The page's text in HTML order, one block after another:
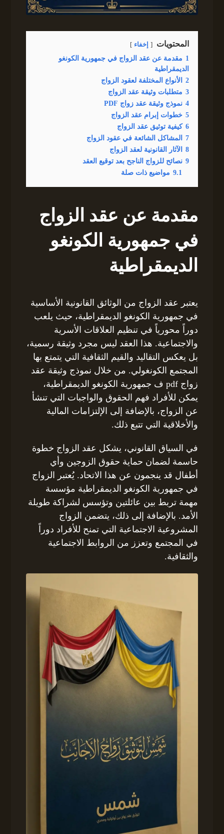
المحتويات إخفاء
1 مقدمة عن عقد الزواج في جمهورية الكونغو
الديمقراطية
2
الأنواع المختلفة لعقود الزواج
3 متطلبات وثيقة عقد الزواج
4 نموذج وثيقة عقد زواج PDF
5 خطوات إبرام عقد الزواج
6 كيفية توثيق عقد الزواج
7
المشاكل الشائعة في عقود الزواج
8
الآثار القانونية لعقد الزواج
9 نصائح للزواج الناجح بعد توقيع العقد
9.1 مواضيع ذات صلة
مقدمة عن عقد الزواج
في جمهورية الكونغو
الديمقراطية
يعتبر عقد الزواج من الوثائق القانونية الأساسية
في جمهورية الكونغو الديمقراطية، حيث يلعب
دوراً محورياً في تنظيم العلاقات الأسرية
والاجتماعية. هذا العقد ليس مجرد وثيقة رسمية،
بل يعكس التقاليد والقيم الثقافية التي يتمتع بها
المجتمع الكونغولي. من خلال نموذج وثيقة عقد
زواج pdf ف جمهورية الكونغو الديمقراطية،
يمكن للأفراد فهم الحقوق والواجبات التي تنشأ
عن الزواج، بالإضافة إلى الإلتزامات المالية
والأخلاقية التي تتبع ذلك.
في السياق القانوني، يشكل عقد الزواج خطوة
حاسمة لضمان حماية حقوق الزوجين وأي
أطفال قد ينجمون عن هذا الاتحاد. يُعتبر الزواج
في جمهورية الكونغو الديمقراطية مؤسسة
مهمة تربط بين عائلتين وتؤسس لشراكة طويلة
الأمد. بالإضافة إلى ذلك، يتضمن الزواج
المشروعية الاجتماعية التي تمنح للأفراد دوراً
في المجتمع وتعزز من الروابط الاجتماعية
والثقافية.